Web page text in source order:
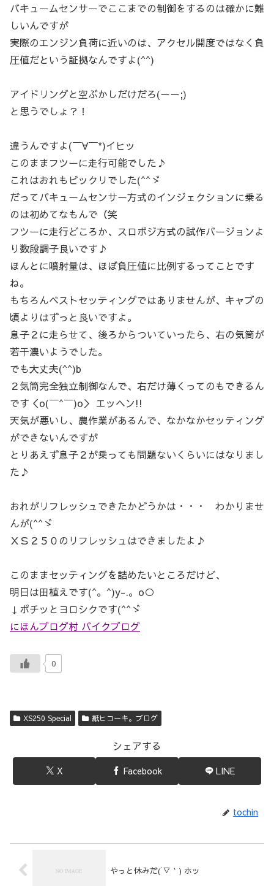
バキュームセンサーでここまでの制御をするのは確かに難
しいんですが
実際のエンジン負荷に近いのは、アクセル開度ではなく負
圧値だという証拠なんですよ(^^)
アイドリングと空ぶかしだけだろ(ーー;)
と思うでしょ？！
違うんですよ(￣∀￣*)イヒッ
このままフツーに走行可能でした♪
これはおれもビックリでした(^^ゞ
だってバキュームセンサー方式のインジェクションに乗る
のは初めてなもんで（笑
フツーに走行どころか、スロポジ方式の試作バージョンよ
り数段調子良いです♪
ほんとに噴射量は、ほぼ負圧値に比例するってことです
ね。
もちろんベストセッティングではありませんが、キャブの
頃よりはずっと良いですよ。
息子２に走らせて、後ろからついていったら、右の気筒が
若干濃いようでした。
でも大丈夫(^^)b
２気筒完全独立制御なんで、右だけ薄くってのもできるん
です＜o(￣^￣)o＞ エッヘン!!
天気が悪いし、農作業があるんで、なかなかセッティング
ができないんですが
とりあえず息子２が乗っても問題ないくらいにはなりまし
た♪
おれがリフレッシュできたかどうかは・・・ わかりませ
んが(^^ゞ
ＸＳ２５０のリフレッシュはできましたよ♪
このままセッティングを詰めたいところだけど、
明日は田植えです(^。^)y-.。o○
↓ポチッとヨロシクです(^^ゞ
にほんブログ村 バイクブログ
0
XS250 Special 紙ヒコーキ。ブログ
シェアする
X Facebook LINE
tochin
やっと休みだ(´▽｀) ホッ